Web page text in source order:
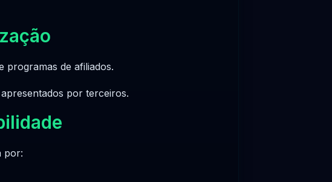
programas de afiliados.
por terceiros.
por: